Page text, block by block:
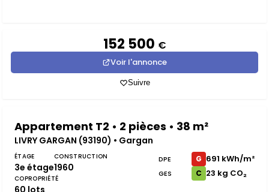
152 500 €
Voir l'annonce
Suivre
Appartement T2 • 2 pièces • 38 m²
LIVRY GARGAN (93190) • Gargan
ÉTAGE
3e étage
CONSTRUCTION
1960
COPROPRIÉTÉ
60 lots
DPE G 691 kWh/m²
GES C 23 kg CO₂